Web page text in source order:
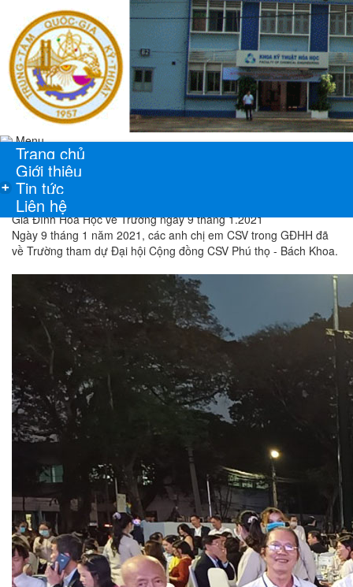
Menu
Trang chủ
Giới thiệu
+ Tin tức
Liên hệ
Gia Đình Hóa Học về Trường ngày 9 tháng 1.2021
Ngày 9 tháng 1 năm 2021, các anh chị em CSV trong GĐHH đã
về Trường tham dự Đại hội Cộng đồng CSV Phú thọ - Bách Khoa.